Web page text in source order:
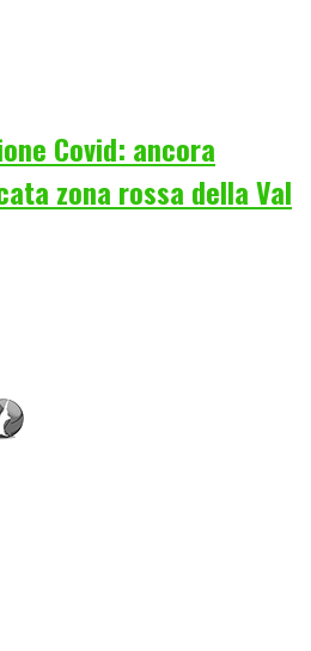
Covid: ancora
zona rossa della Val